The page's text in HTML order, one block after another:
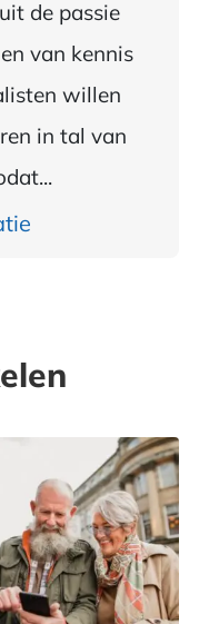
de passie
van kennis
willen
in tal van